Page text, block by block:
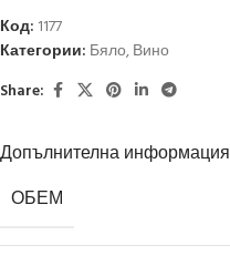
Код: 1177
Категории: Бяло,Вино
Share:
Допълнителна информация
ОБЕМ